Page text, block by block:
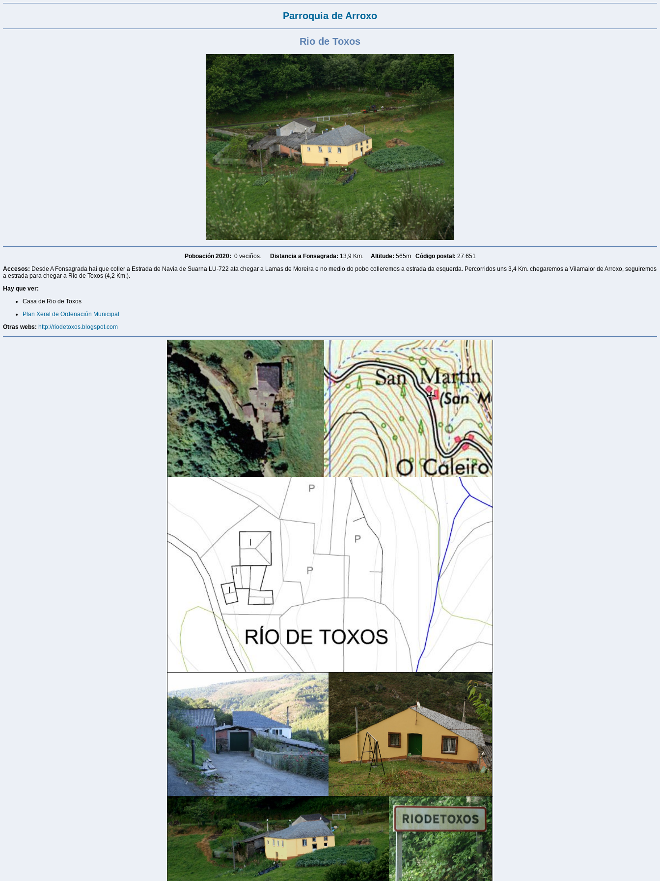
Parroquia de Arroxo
Rio de Toxos
Poboación 2020: 0 veciños. Distancia a Fonsagrada: 13,9 Km. Altitude: 565m Código postal: 27.651
Accesos: Desde A Fonsagrada hai que coller a Estrada de Navia de Suarna LU-722 ata chegar a Lamas de Moreira e no medio do pobo colleremos a estrada da esquerda. Percorridos uns 3,4 Km. chegaremos a Vilamaior de Arroxo, seguiremos
a estrada para chegar a Rio de Toxos (4,2 Km.).
Hay que ver:
Casa de Rio de Toxos
Plan Xeral de Ordenación Municipal
Otras webs: http://riodetoxos.blogspot.com